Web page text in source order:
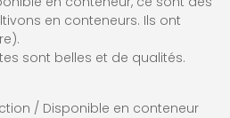
en conteneurs. Ils ont
sont belles et de qualités.
/ Disponible en conteneur